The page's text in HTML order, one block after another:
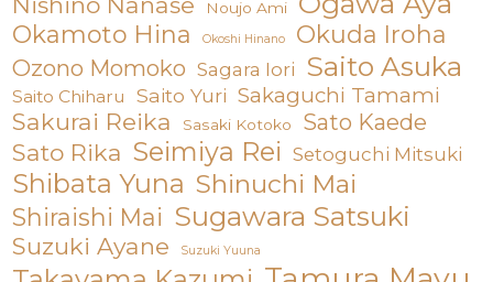
Noujo Ami
Okamoto Hina Okoshi Hinano Okuda Iroha
Ozono Momoko Sagara Iori Saito Asuka
Saito Chiharu Saito Yuri Sakaguchi Tamami
Sakurai Reika Sasaki Kotoko Sato Kaede
Sato Rika Seimiya Rei Setoguchi Mitsuki
Shibata Yuna Shinuchi Mai
Shiraishi Mai Sugawara Satsuki
Suzuki Ayane Suzuki Yuuna